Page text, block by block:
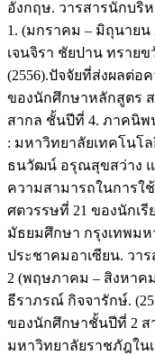
อังกฤษ. วารสารนักบริ
1. (มกราคม – มิถุนายน
เจนจิรา ชัยปาน ทราย
(2556).ปัจจัยที่ส่งผลต่
ของนักศึกษาหลักสูตร
สากล ชั้นปีที่ 4. ภาคนิ
: มหาวิทยาลัยเทคโนโ
ธนวัฒน์ อรุณสุขสว่าง แ
ความสามารถในการใ
ศตวรรษที่ 21 ของนักเ
มัธยมศึกษา กรุงเทพมห
ประชาคมอาเซียน. วา
2 (พฤษภาคม – สิงหาคม
ธีราภรณ์ กิจจารักษ์.
ของนักศึกษาชั้นปีที่ 2
มหาวิทยาลัยราชภัฎใน